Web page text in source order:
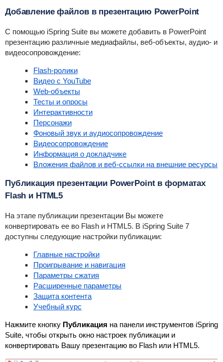
Добавление файлов в презентацию PowerPoint
С помощью iSpring Suiteвы можете добавить в PowerPoint
презентацию различные медиафайлы, веб-объекты, аудио- и
видеосопровождение:
Flash-ролики
Видео с YouTube
Web-объекты
Тесты и опросы
Интерактивности
Персонажи
Фоновый звук и аудиосопровождение
Видеосопровождение
Информация о докладчике
Вложения файлов и веб-ссылки на внешние ресурсы
Публикация презентации PowerPoint в форматах
Flash и HTML5
На этапе публикации презентации Вы можете
конвертировать ее во Flash и HTML5. В iSpring Suite 7
доступны следующие настройки публикации:
Главные настройки
Проигрывание и навигация
Параметры сжатия
Расширенные параметры
Защита контента
Учебный курс
Нажмите кнопку Публикация на панели инструментов iSpring
Suite, чтобы открыть окно настроек публикации и
конвертировать Вашу презентацию во Flash или HTML5.